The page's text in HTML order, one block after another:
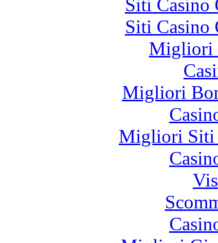
Siti Casino
Siti Casino
Migliori
Migliori
Migliori Siti